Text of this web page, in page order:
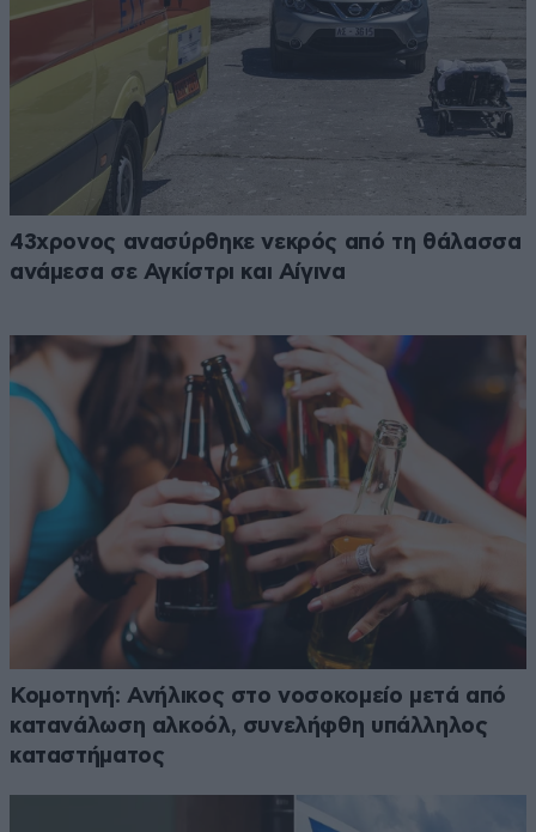
43χρονος ανασύρθηκε νεκρός από τη θάλασσα
ανάμεσα σε Αγκίστρι και Αίγινα
Κομοτηνή: Ανήλικος στο νοσοκομείο μετά από
κατανάλωση αλκοόλ, συνελήφθη υπάλληλος
καταστήματος